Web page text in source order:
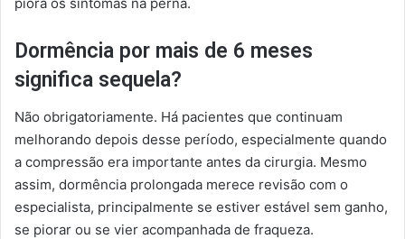
piora os sintomas na perna.
Dormência por mais de 6 meses
significa sequela?
Não obrigatoriamente. Há pacientes que continuam
melhorando depois desse período, especialmente quando
a compressão era importante antes da cirurgia. Mesmo
assim, dormência prolongada merece revisão com o
especialista, principalmente se estiver estável sem ganho,
se piorar ou se vier acompanhada de fraqueza.